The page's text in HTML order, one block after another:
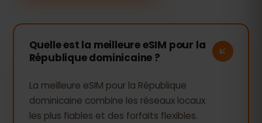
Quelle est la meilleure eSIM pour la
République dominicaine ?
La meilleure eSIM pour la République
dominicaine combine les réseaux locaux
les plus fiables et des forfaits flexibles.